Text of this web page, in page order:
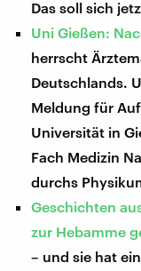
Das soll sich
Uni Gießen:
herrscht
Deutschlands.
Meldung für
Universität in
Fach Medizin
durchs
Geschichten
zur Hebamme
– und sie hat